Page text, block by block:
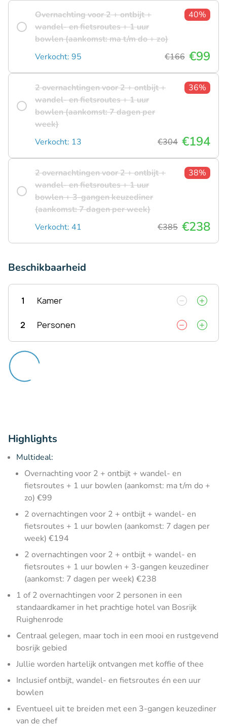
Overnachting voor 2 + ontbijt +
wandel- en fietsroutes + 1 uur
bowlen (aankomst: ma t/m do + zo)
40%
Verkocht: 95 €166 €99
2 overnachtingen voor 2 + ontbijt +
wandel- en fietsroutes + 1 uur
bowlen (aankomst: 7 dagen per
week)
36%
Verkocht: 13 €304 €194
2 overnachtingen voor 2 + ontbijt +
wandel- en fietsroutes + 1 uur
bowlen + 3-gangen keuzediner
(aankomst: 7 dagen per week)
38%
Verkocht: 41 €385 €238
Beschikbaarheid
1 Kamer
2 Personen
Highlights
Multideal:
Overnachting voor 2 + ontbijt + wandel- en
fietsroutes + 1 uur bowlen (aankomst: ma t/m do +
zo) €99
2 overnachtingen voor 2 + ontbijt + wandel- en
fietsroutes + 1 uur bowlen (aankomst: 7 dagen per
week) €194
2 overnachtingen voor 2 + ontbijt + wandel- en
fietsroutes + 1 uur bowlen + 3-gangen keuzediner
(aankomst: 7 dagen per week) €238
1 of 2 overnachtingen voor 2 personen in een
standaardkamer in het prachtige hotel van Bosrijk
Ruighenrode
Centraal gelegen, maar toch in een mooi en rustgevend
bosrijk gebied
Jullie worden hartelijk ontvangen met koffie of thee
Inclusief ontbijt, wandel- en fietsroutes én een uur
bowlen
Eventueel uit te breiden met een 3-gangen keuzediner
van de chef